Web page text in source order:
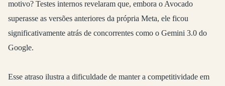
motivo? Testes internos revelaram que, embora o Avocado
superasse as versões anteriores da própria Meta, ele ficou
significativamente atrás de concorrentes como o Gemini 3.0 do
Google.
Esse atraso ilustra a dificuldade de manter a competitividade em